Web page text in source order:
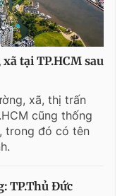
tại TP.HCM sau
xã, thị trấn
cũng thống
trong đó có tên
TP.Thủ Đức